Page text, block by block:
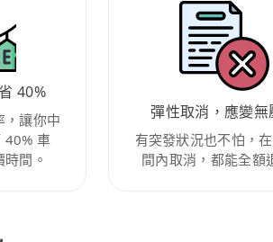
40%
，讓你中
40% 車
間。
彈性取消，應變無
有突發狀況也不怕，
間內取消，都能全額